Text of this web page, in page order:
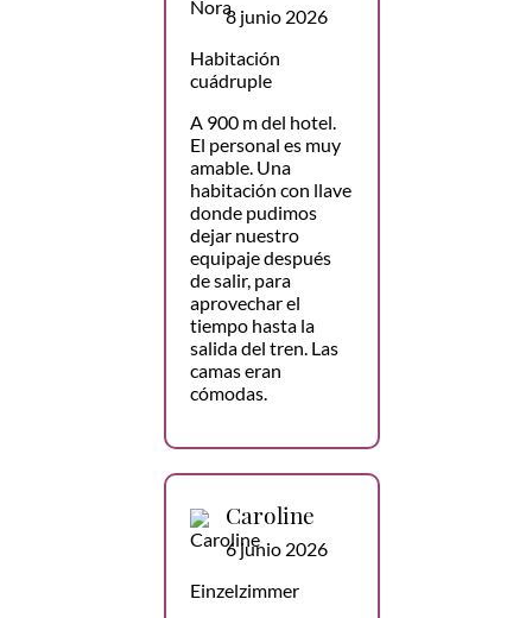
8 junio 2026
Habitación
cuádruple
A 900 m del hotel.
El personal es muy
amable. Una
habitación con llave
donde pudimos
dejar nuestro
equipaje después
de salir, para
aprovechar el
tiempo hasta la
salida del tren. Las
camas eran
cómodas.
Caroline
6 junio 2026
Einzelzimmer